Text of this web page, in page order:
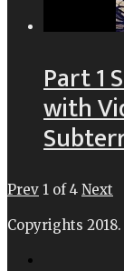
Part 1
with
Prev 1 of 4 Next
Copyrights